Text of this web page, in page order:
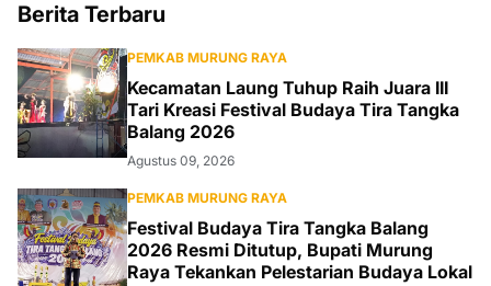
Berita Terbaru
PEMKAB MURUNG RAYA
Kecamatan Laung Tuhup Raih Juara III
Tari Kreasi Festival Budaya Tira Tangka
Balang 2026
Agustus 09, 2026
PEMKAB MURUNG RAYA
Festival Budaya Tira Tangka Balang
2026 Resmi Ditutup, Bupati Murung
Raya Tekankan Pelestarian Budaya Lokal